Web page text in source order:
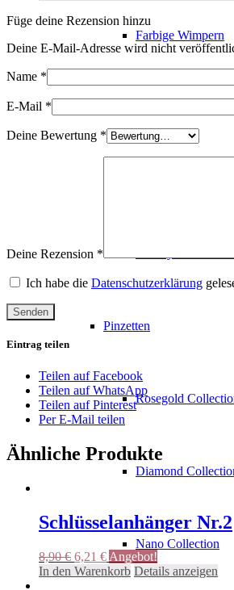
Farbige Wimpern
Pinzetten
Rosegold
Diamond
Nano Collection
Füge deine Rezension hinzu
Deine E-Mail-Adresse wird nicht
Name *
E-Mail *
Deine Bewertung *
Deine Rezension *
Ich habe die Datenschutzerklärung
Eintrag teilen
Teilen auf Facebook
Teilen auf WhatsApp
Teilen auf Pinterest
Per E-Mail teilen
Ähnliche Produkte
Schlüsselanhänger Nr.2
8,90€ Ursprünglicher
Preis
6,21 €Aktueller
Preis
Angebot!
In den Warenkorb Details anzeigen